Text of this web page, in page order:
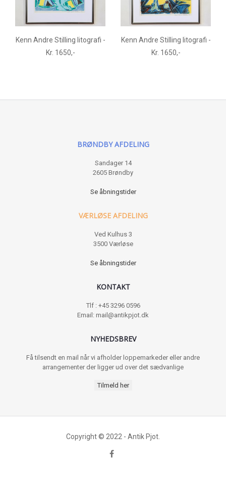
Kenn Andre Stilling litografi -
Kr. 1650,-
Kenn Andre Stilling litografi -
Kr. 1650,-
BRØNDBY AFDELING
Sandager 14
2605 Brøndby
Se åbningstider
VÆRLØSE AFDELING
Ved Kulhus 3
3500 Værløse
Se åbningstider
KONTAKT
Tlf : +45 3296 0596
Email: mail@antikpjot.dk
NYHEDSBREV
Få tilsendt en mail når vi afholder loppemarkeder eller andre
arrangementer der ligger ud over det sædvanlige
Tilmeld her
Copyright © 2022 - Antik Pjot.